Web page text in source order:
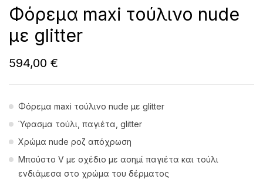
Φόρεμα maxi τούλινο nude
με glitter
594,00 €
Φόρεμα maxi τούλινο nude με glitter
Ύφασμα τούλι, παγιέτα, glitter
Χρώμα nude ροζ απόχρωση
Μπούστο V με σχέδιο με ασημί παγιέτα και τούλι
ενδιάμεσα στο χρώμα του δέρματος